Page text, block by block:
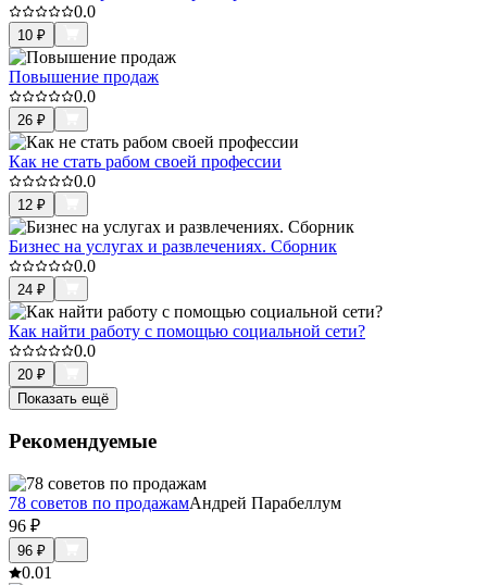
0.0
10 ₽
Повышение продаж
0.0
26 ₽
Как не стать рабом своей профессии
0.0
12 ₽
Бизнес на услугах и развлечениях. Сборник
0.0
24 ₽
Как найти работу с помощью социальной сети?
0.0
20 ₽
Показать ещё
Рекомендуемые
78 советов по продажамАндрей Парабеллум
96 ₽
96 ₽
0.01